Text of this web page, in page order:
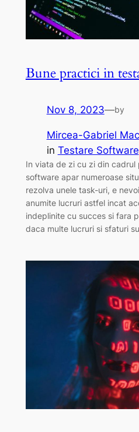
Bune practici in
Nov 8, 2023—by
Mircea-Gabriel
in Testare Software
In viata de zi cu zi din cadrul
software apar numeroase
rezolva unele task-uri, e
anumite lucruri astfel incat
indeplinite cu succes si fara
daca multe lucruri si sfaturi